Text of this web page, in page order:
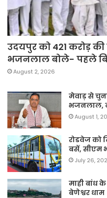
उदयपुर को 421 करोड़
भजनलाल बोले- पहले
August 2, 2026
मेवाड़ से
भजनलाल,
August 1,
रोडवेज को
बसें, सीएम
July 26,
माही बांध
बेणेश्वर धाम